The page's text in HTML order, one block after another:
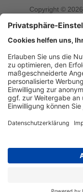
Copyright © 2026
Sie sind auf der
oder Zubehör
Smartphone? Dann
richtig! Unser
und Toner für alle
kleiner Hersteller.
einrichten, die
was Ihren
bei uns auch
für die ganze